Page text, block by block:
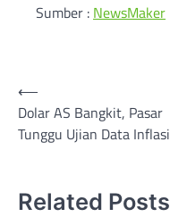
Sumber : NewsMaker
Post
navigation
⟵
Dolar AS Bangkit, Pasar
Tunggu Ujian Data Inflasi
Related Posts